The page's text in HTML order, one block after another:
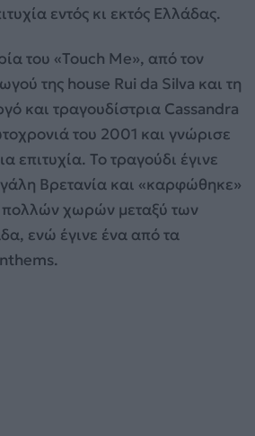
εντός κι εκτός Ελλάδας.
του «Touch Me», από τον
της house Rui da Silva και τη
και τραγουδίστρια Cassandra
του 2001 και γνώρισε
επιτυχία. Το τραγούδι έγινε
Βρετανία και «καρφώθηκε»
πολλών χωρών μεταξύ των
ενώ έγινε ένα από τα